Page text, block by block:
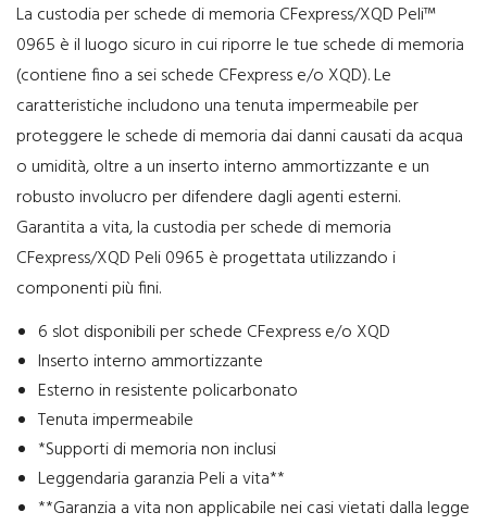
La custodia per schede di memoria CFexpress/XQD Peli™
0965 è il luogo sicuro in cui riporre le tue schede di memoria
(contiene fino a sei schede CFexpress e/o XQD). Le
caratteristiche includono una tenuta impermeabile per
proteggere le schede di memoria dai danni causati da acqua
o umidità, oltre a un inserto interno ammortizzante e un
robusto involucro per difendere dagli agenti esterni.
Garantita a vita, la custodia per schede di memoria
CFexpress/XQD Peli 0965 è progettata utilizzando i
componenti più fini.
6 slot disponibili per schede CFexpress e/o XQD
Inserto interno ammortizzante
Esterno in resistente policarbonato
Tenuta impermeabile
*Supporti di memoria non inclusi
Leggendaria garanzia Peli a vita**
**Garanzia a vita non applicabile nei casi vietati dalla legge